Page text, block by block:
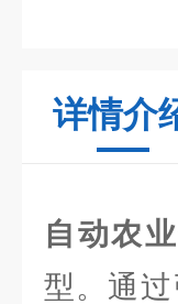
详情介
自动农
型。通